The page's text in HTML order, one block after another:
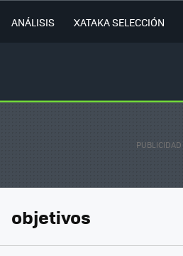
ANÁLISIS XATAKA SELECCIÓN
objetivos